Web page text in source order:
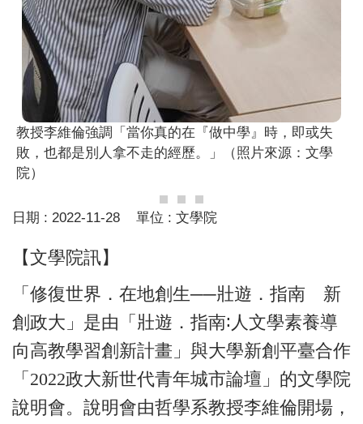
教授李維倫強調「當你真的在『做中學』時，即或失
敗，也都是別人拿不走的經歷。」（照片來源：文學
院）
日期 : 2022-11-28 單位 : 文學院
【文學院訊】
「修復世界．在地創生──壯遊．指南 新
創政大」是由「壯遊．指南∶ 人文學素養導
向高教學習創新計畫」與大學新創平臺合作
「2022政大新世代青年城市論壇」的文學院
說明會。說明會由哲學系教授李維倫開場，